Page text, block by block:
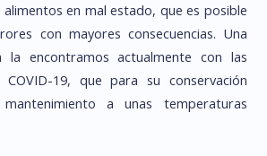
en mal estado, que es posible
con mayores consecuencias. Una
la encontramos actualmente con las
19, que para su conservación
a unas temperaturas